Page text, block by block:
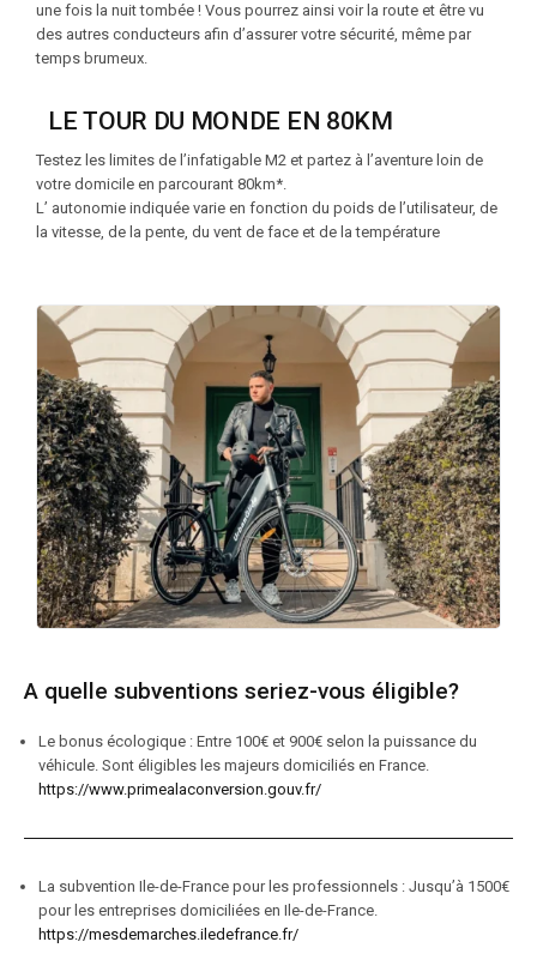
une fois la nuit tombée ! Vous pourrez ainsi voir la route et être vu
des autres conducteurs afin d’assurer votre sécurité, même par
temps brumeux.
LE TOUR DU MONDE EN 80KM
Testez les limites de l’infatigable M2 et partez à l’aventure loin de
votre domicile en parcourant 80km*.
L’ autonomie indiquée varie en fonction du poids de l’utilisateur, de
la vitesse, de la pente, du vent de face et de la température
A quelle subventions seriez-vous éligible?
Le bonus écologique : Entre 100€ et 900€ selon la puissance du
véhicule. Sont éligibles les majeurs domiciliés en France.
https://www.primealaconversion.gouv.fr/
La subvention Ile-de-France pour les professionnels : Jusqu’à 1500€
pour les entreprises domiciliées en Ile-de-France.
https://mesdemarches.iledefrance.fr/